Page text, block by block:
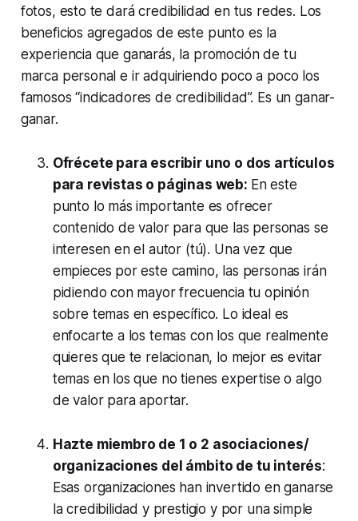
fotos, esto te dará credibilidad en tus redes. Los
beneficios agregados de este punto es la
experiencia que ganarás, la promoción de tu
marca personal e ir adquiriendo poco a poco los
famosos “indicadores de credibilidad”. Es un ganar-
ganar.
Ofrécete para escribir uno o dos artículos
para revistas o páginas web: En este
punto lo más importante es ofrecer
contenido de valor para que las personas se
interesen en el autor (tú). Una vez que
empieces por este camino, las personas irán
pidiendo con mayor frecuencia tu opinión
sobre temas en específico. Lo ideal es
enfocarte a los temas con los que realmente
quieres que te relacionan, lo mejor es evitar
temas en los que no tienes expertise o algo
de valor para aportar.
Hazte miembro de 1 o 2 asociaciones/
organizaciones del ámbito de tu interés:
Esas organizaciones han invertido en ganarse
la credibilidad y prestigio y por una simple